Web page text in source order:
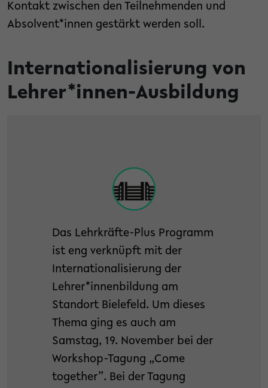
Kontakt zwischen den Teilnehmenden und
Absolvent*innen gestärkt werden soll.
Internationalisierung von
Lehrer*innen-Ausbildung
Das Lehrkräfte-Plus Programm
ist eng verknüpft mit der
Internationalisierung der
Lehrer*innenbildung am
Standort Bielefeld. Um dieses
Thema ging es auch am
Samstag, 19. November bei der
Workshop-Tagung „Come
together”. Bei der Tagung